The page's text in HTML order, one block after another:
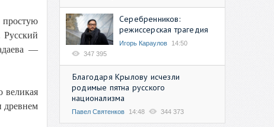
простую
—
великая
древнем
Серебренников:
режиссерская трагедия
Игорь Караулов
14:50
347 395
Благодаря Крылову исчезли
родимые пятна русского
национализма
Павел Святенков 14:48 344 373